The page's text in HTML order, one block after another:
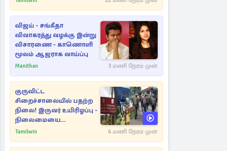
விஜய் - சங்கீதா
விவாகரத்து வழக்கு இன்று
விசாரணை - காணொளி
மூலம் ஆஜராக வாய்ப்பு
Manithan 3 மணி நேரம் முன்
குருவிட்ட
சிறைச்சாலையில் பதற்ற
நிலை! இருவர் உயிரிழப்பு -
நிலைமையை
கட்டுப்படுத்த பொலிஸார்
Tamilwin 6 மணி நேரம் முன்